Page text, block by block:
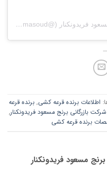
A post shared by بازرگانی برنج مسعود فریدونکنار (@berenj_masoud)
اطلاعات برنده قرعه کشی, برنده قرعه
بازرگانی برنج مسعود فریدونکنار,
برنده قرعه کشی
مسعود فریدونکنار